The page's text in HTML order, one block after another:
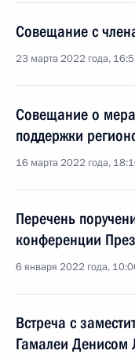
Совещание с
23 марта 2022 года,
Совещание о
поддержки
16 марта 2022 года,
Перечень
конференции
6 января 2022 года,
Встреча с
Гамалеи Денисом